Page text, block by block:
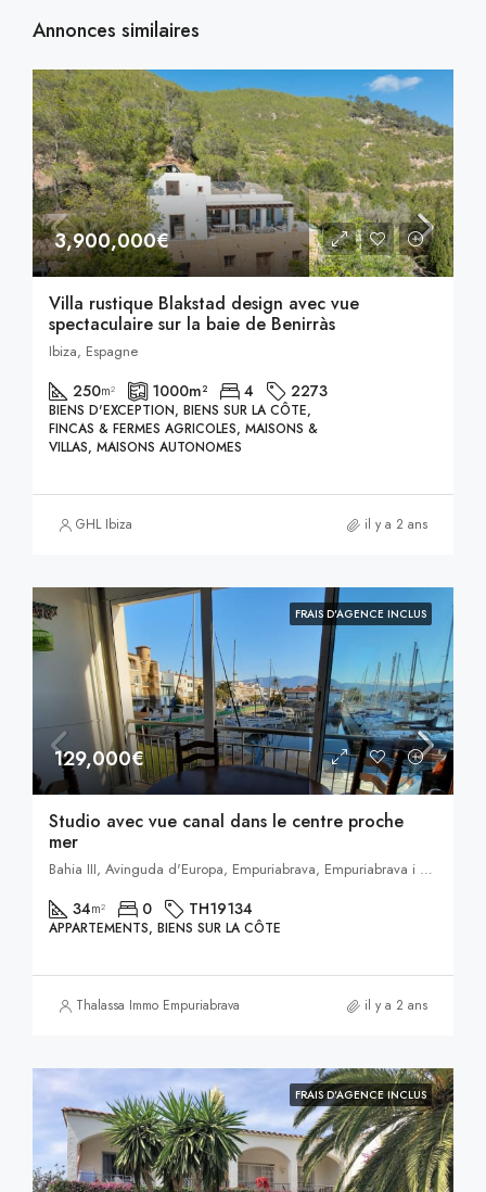
Annonces similaires
3,900,000€
Villa rustique Blakstad design avec vue
spectaculaire sur la baie de Benirràs
Ibiza, Espagne
250m² 1000m² 4 2273
BIENS D'EXCEPTION, BIENS SUR LA CÔTE,
FINCAS & FERMES AGRICOLES, MAISONS &
VILLAS, MAISONS AUTONOMES
GHL Ibiza il y a 2 ans
FRAIS D'AGENCE INCLUS
129,000€
Studio avec vue canal dans le centre proche
mer
Bahia III, Avinguda d'Europa, Empuriabrava, Empuriabrava i entorn, Castellón de Ampurias, Alto Ampurdán, Gerona, Cataluña, 17486, España, Empuriabrava, Catalogne, Espagne
34m² 0 TH19134
APPARTEMENTS, BIENS SUR LA CÔTE
Thalassa Immo Empuriabrava il y a 2 ans
FRAIS D'AGENCE INCLUS